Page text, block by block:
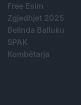
Free Esim
Zgjedhjet 2025
Belinda Balluku
SPAK
Kombëtarja